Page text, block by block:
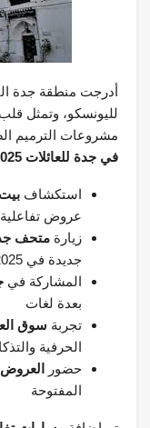
أدرجت منطقة جدة
لليونسكو، وتمثل قلب
مشروعات الترميم
في جدة للعائلات 2025
استكشاف
عروض
زيارة متحف
جديدة في 2025
المشاركة في
بعدة لغات
تجربة سوق
الحرفية
حضور
العروض
المفتوحة